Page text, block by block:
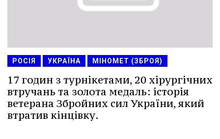
РОСІЯ УКРАЇНА МІНОМЕТ (ЗБРОЯ)
17 годин з турнікетами, 20 хірургічних
втручань та золота медаль: історія
ветерана Збройних сил України, який
втратив кінцівку.